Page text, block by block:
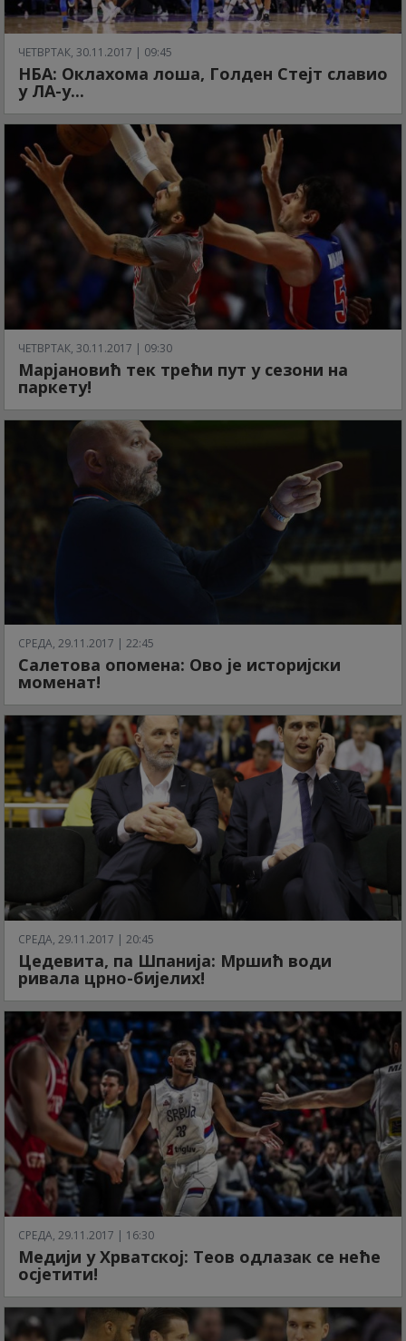
ЧЕТВРТАК, 30.11.2017 | 09:45
НБА: Оклахома лоша, Голден Стејт славио
у ЛА-у...
ЧЕТВРТАК, 30.11.2017 | 09:30
Марјановић тек трећи пут у сезони на
паркету!
СРЕДА, 29.11.2017 | 22:45
Салетова опомена: Ово је историјски
моменат!
СРЕДА, 29.11.2017 | 20:45
Цедевита, па Шпанија: Мршић води
ривала црно-бијелих!
СРЕДА, 29.11.2017 | 16:30
Медији у Хрватској: Теов одлазак се неће
осјетити!